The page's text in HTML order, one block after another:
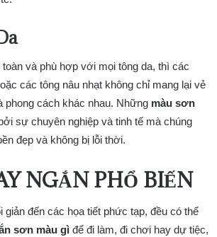
toàn và phù hợp với mọi tông da, thì các
các tông nâu nhạt không chỉ mang lại vẻ
phong cách khác nhau. Những màu sơn
sự chuyên nghiệp và tinh tế mà chúng
đẹp và không bị lỗi thời.
NGẮN PHỔ BIẾN
đến các họa tiết phức tạp, đều có thể
sơn màu gì để đi làm, đi chơi hay dự tiệc,